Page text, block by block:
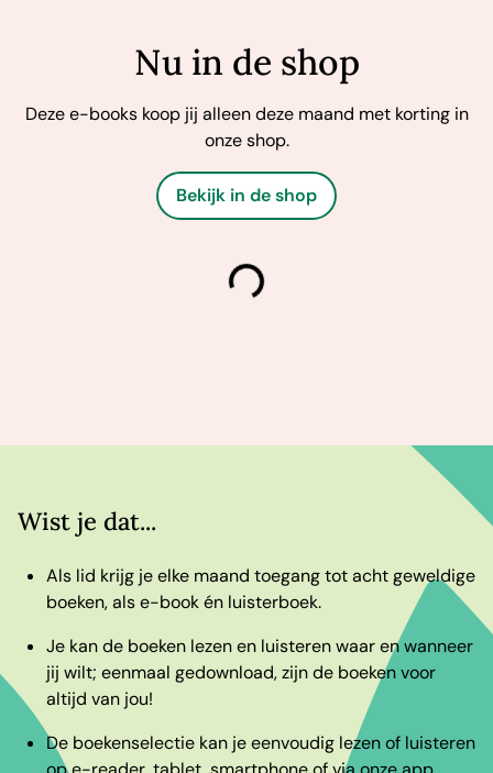
Nu in de shop
Deze e-books koop jij alleen deze maand met korting in
onze shop.
Bekijk in de shop
laden
Wist je dat...
Als lid krijg je elke maand toegang tot acht geweldige
boeken, als e-book én luisterboek.
Je kan de boeken lezen en luisteren waar en wanneer
jij wilt; eenmaal gedownload, zijn de boeken voor
altijd van jou!
De boekenselectie kan je eenvoudig lezen of luisteren